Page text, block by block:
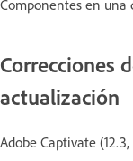
Componentes en una
Correcciones
actualización
Adobe Captivate